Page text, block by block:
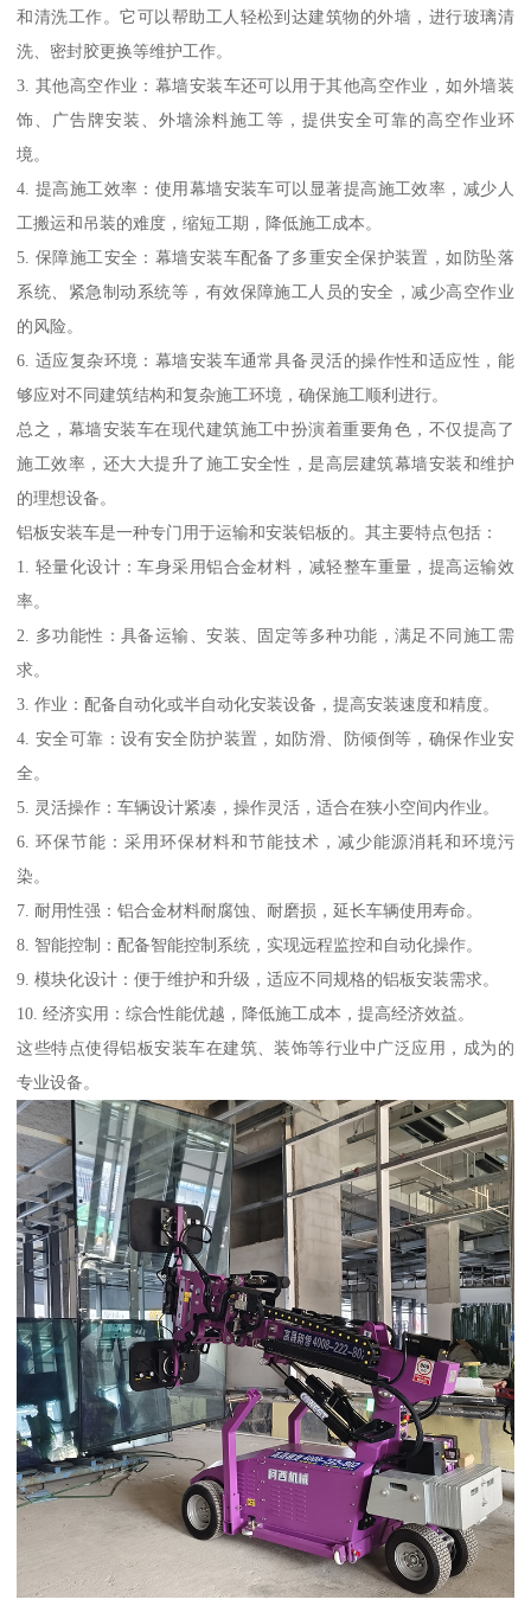
和清洗工作。它可以帮助工人轻松到达建筑物的外墙，进行玻璃清
洗、密封胶更换等维护工作。
3. 其他高空作业：幕墙安装车还可以用于其他高空作业，如外墙装
饰、广告牌安装、外墙涂料施工等，提供安全可靠的高空作业环
境。
4. 提高施工效率：使用幕墙安装车可以显著提高施工效率，减少人
工搬运和吊装的难度，缩短工期，降低施工成本。
5. 保障施工安全：幕墙安装车配备了多重安全保护装置，如防坠落
系统、紧急制动系统等，有效保障施工人员的安全，减少高空作业
的风险。
6. 适应复杂环境：幕墙安装车通常具备灵活的操作性和适应性，能
够应对不同建筑结构和复杂施工环境，确保施工顺利进行。
总之，幕墙安装车在现代建筑施工中扮演着重要角色，不仅提高了
施工效率，还大大提升了施工安全性，是高层建筑幕墙安装和维护
的理想设备。
铝板安装车是一种专门用于运输和安装铝板的。其主要特点包括：
1. 轻量化设计：车身采用铝合金材料，减轻整车重量，提高运输效
率。
2. 多功能性：具备运输、安装、固定等多种功能，满足不同施工需
求。
3. 作业：配备自动化或半自动化安装设备，提高安装速度和精度。
4. 安全可靠：设有安全防护装置，如防滑、防倾倒等，确保作业安
全。
5. 灵活操作：车辆设计紧凑，操作灵活，适合在狭小空间内作业。
6. 环保节能：采用环保材料和节能技术，减少能源消耗和环境污
染。
7. 耐用性强：铝合金材料耐腐蚀、耐磨损，延长车辆使用寿命。
8. 智能控制：配备智能控制系统，实现远程监控和自动化操作。
9. 模块化设计：便于维护和升级，适应不同规格的铝板安装需求。
10. 经济实用：综合性能优越，降低施工成本，提高经济效益。
这些特点使得铝板安装车在建筑、装饰等行业中广泛应用，成为的
专业设备。